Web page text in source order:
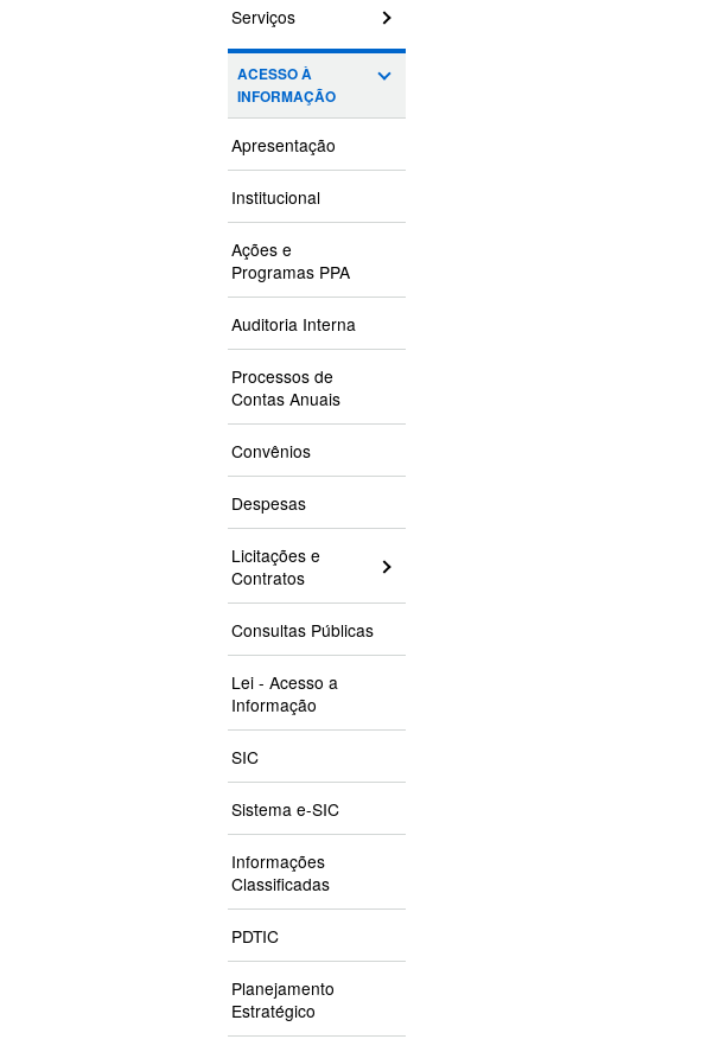
Serviços
ACESSO À
INFORMAÇÃO
Apresentação
Institucional
Ações e
Programas PPA
Auditoria Interna
Processos de
Contas Anuais
Convênios
Despesas
Licitações e
Contratos
Consultas Públicas
Lei - Acesso a
Informação
SIC
Sistema e-SIC
Informações
Classificadas
PDTIC
Planejamento
Estratégico